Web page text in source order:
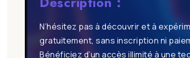
N’hésitez pas à découvrir et à
gratuitement, sans inscription ni
Bénéficiez d’un accès illimité à une